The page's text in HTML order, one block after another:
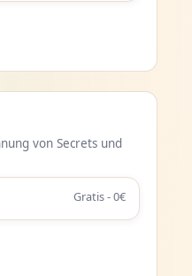
von Secrets und
Gratis - 0€